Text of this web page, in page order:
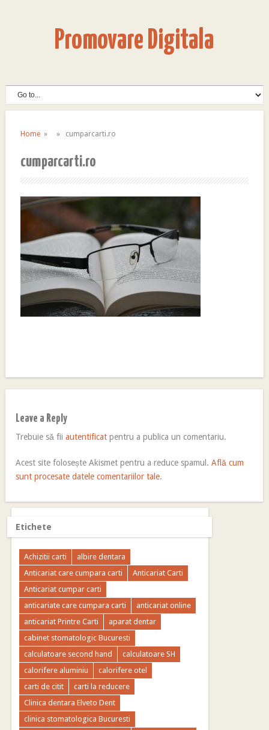
Promovare Digitala
Home» » cumparcarti.ro
cumparcarti.ro
Leave a Reply
Trebuie să fiiautentificat pentru a publica un comentariu.
Acest site folosește Akismet pentru a reduce spamul.Află cum
sunt procesate datele comentariilor tale.
Etichete
Achizitii carti
albire dentara
Anticariat care cumpara carti
Anticariat Carti
Anticariat cumpar carti
anticariate care cumpara carti
anticariat online
anticariat Printre Carti
aparat dentar
cabinet stomatologic Bucuresti
calculatoare second hand
calculatoare SH
calorifere aluminiu
calorifere otel
carti de citit
carti la reducere
Clinica dentara Elveto Dent
clinica stomatologica Bucuresti